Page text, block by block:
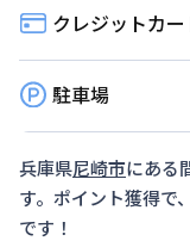
2026年9月30
対象期間
2026年8月10
お部屋が無く
クレジットカー
駐車場
兵庫県尼崎市にある
す。ポイント獲得で
です！